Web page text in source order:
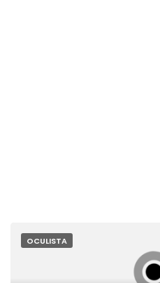
OCULISTA